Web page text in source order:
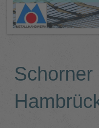
Schorner